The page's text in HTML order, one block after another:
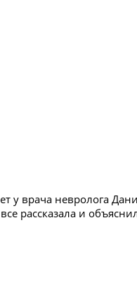
у врача невролога
рассказала и